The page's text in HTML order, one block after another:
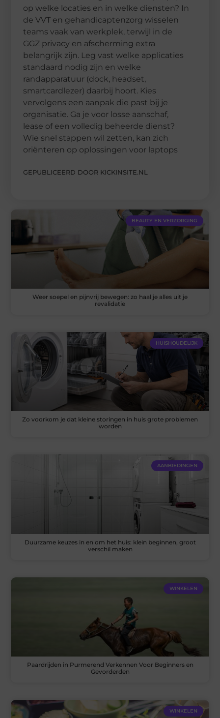
op welke locaties en in welke diensten? In
de VVT en gehandicaptenzorg wisselen
teams vaak van werkplek, terwijl in de
GGZ privacy en afscherming extra
belangrijk zijn. Leg vast welke applicaties
standaard nodig zijn en welke
randapparatuur (dock, headset,
smartcardlezer) daarbij hoort. Kies
vervolgens een aanpak die past bij je
organisatie. Ga je voor losse aanschaf,
lease of een volledig beheerde dienst?
Wie snel stappen wil zetten, kan zich
oriënteren op oplossingen voor laptops
GEPUBLICEERD DOOR KICKINSITE.NL
BEAUTY EN VERZORGING
Weer soepel en pijnvrij bewegen: zo haal je alles uit je
revalidatie
HUISHOUDELIJK
Zo voorkom je dat kleine storingen in huis grote problemen
worden
AANBIEDINGEN
Duurzame keuzes in en om het huis: klein beginnen, groot
verschil maken
WINKELEN
Paardrijden in Purmerend Verkennen Voor Beginners en
Gevorderden
WINKELEN